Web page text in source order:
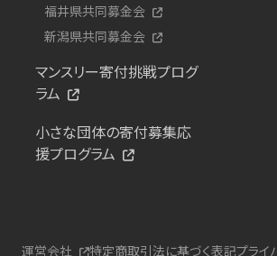
福井県共同募金会
新潟県共同募金会
マンスリー寄付挑戦プログ
ラム
小さな団体の寄付募集応
援プログラム
運営会社 特定商取引法に基づく表記プライ